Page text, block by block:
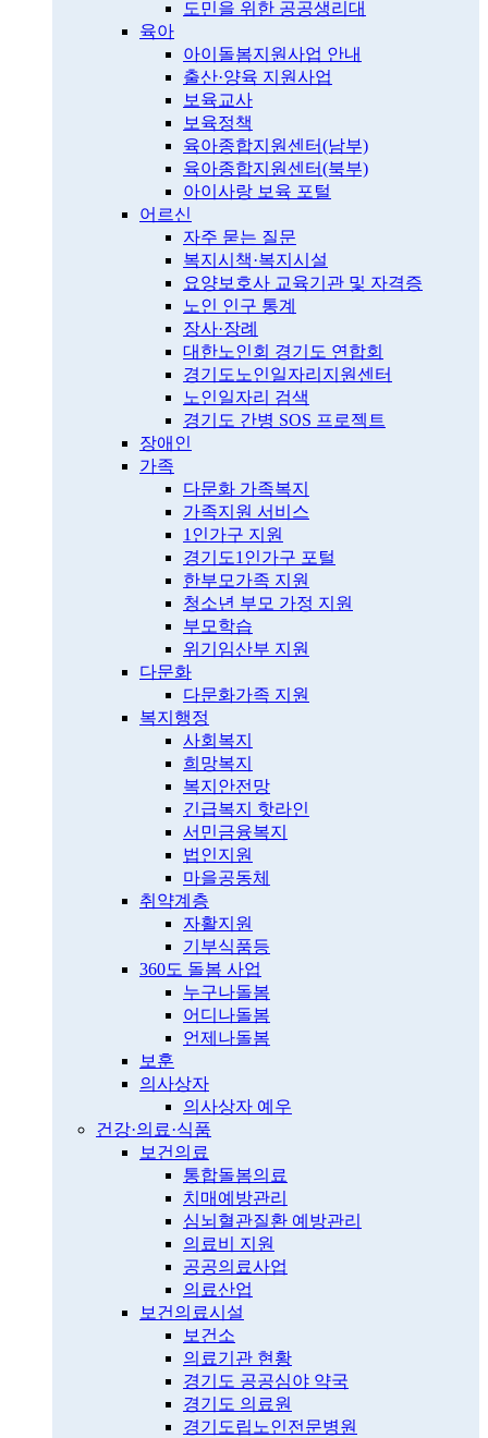
도민을 위한 공공생리대
육아
아이돌봄지원사업 안내
출산·양육 지원사업
보육교사
보육정책
육아종합지원센터(남부)
육아종합지원센터(북부)
아이사랑 보육 포털
어르신
자주 묻는 질문
복지시책·복지시설
요양보호사 교육기관 및 자격증
노인 인구 통계
장사·장례
대한노인회 경기도 연합회
경기도노인일자리지원센터
노인일자리 검색
경기도 간병 SOS 프로젝트
장애인
가족
다문화 가족복지
가족지원 서비스
1인가구 지원
경기도1인가구 포털
한부모가족 지원
청소년 부모 가정 지원
부모학습
위기임산부 지원
다문화
다문화가족 지원
복지행정
사회복지
희망복지
복지안전망
긴급복지 핫라인
서민금융복지
법인지원
마을공동체
취약계층
자활지원
기부식품등
360도 돌봄 사업
누구나돌봄
어디나돌봄
언제나돌봄
보훈
의사상자
의사상자 예우
건강·의료·식품
보건의료
통합돌봄의료
치매예방관리
심뇌혈관질환 예방관리
의료비 지원
공공의료사업
의료산업
보건의료시설
보건소
의료기관 현황
경기도 공공심야 약국
경기도 의료원
경기도립노인전문병원